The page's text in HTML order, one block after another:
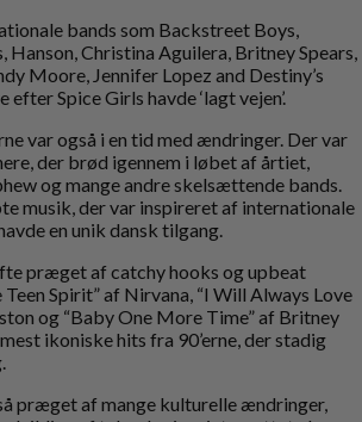
bands som Backstreet Boys,
Hanson, Christina Aguilera, Britney Spears,
Moore, Jennifer Lopez and Destiny’s
Spice Girls havde ‘lagt vejen’.
var også i en tid med ændringer. Der var
der brød igennem i løbet af årtiet,
og mange andre skelsættende bands.
musik, der var inspireret af internationale
en unik dansk tilgang.
præget af catchy hooks og upbeat
Teen Spirit” af Nirvana, “I Will Always Love
og “Baby One More Time” af Britney
ikoniske hits fra 90’erne, der stadig
præget af mange kulturelle ændringer,